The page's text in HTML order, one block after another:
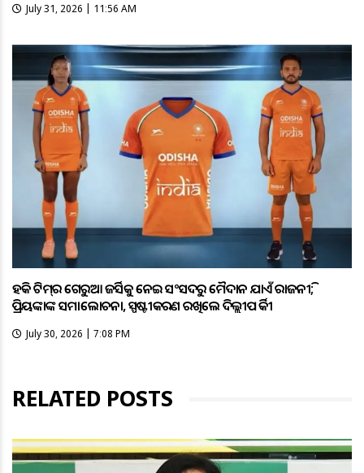
July 31, 2026 | 11:56 AM
ହକି ଟିମ୍‌ର ଗେରୁଆ ଜର୍ସିକୁ ନେଇ ସଂସଦରୁ ମୈଦାନ ଯାଏଁ ରାଜନୀତି;
ପ୍ରିୟଙ୍କାଙ୍କ ସମାଲୋଚନା, ସ୍ପଷ୍ଟୀକରଣ ରଖିଲେ ଦିଲ୍ଲୀପ ତିର୍କୀ
July 30, 2026 | 7:08 PM
RELATED POSTS